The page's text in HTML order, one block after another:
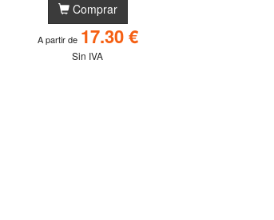
Comprar
A partir de 17.30 €
Sin IVA